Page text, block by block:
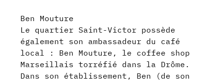
Ben Mouture
Le quartier Saint-Victor possède
également son ambassadeur du café
local : Ben Mouture, le coffee shop
Marseillais torréfié dans la Drôme.
Dans son établissement, Ben (de son